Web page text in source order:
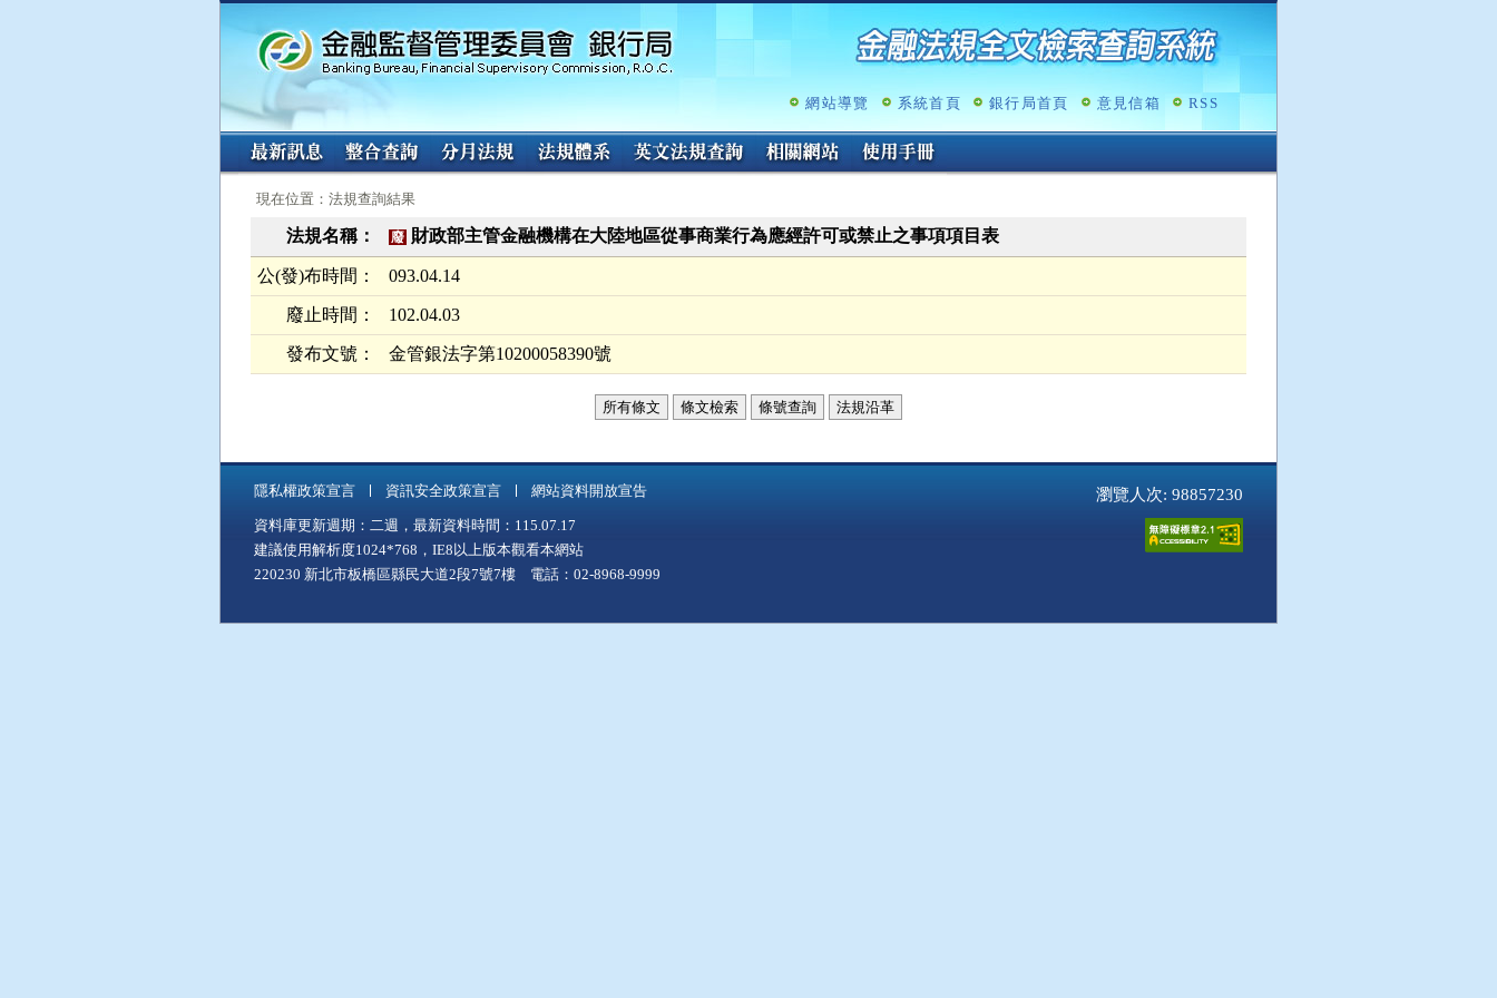
跳
容
網站導覽 系統首頁 銀行局首頁 意見信箱 RSS
:::
現在位置：法規查詢結果
法規名稱： 廢 財政部主管金融機構在大陸地區從事商業行為應經許可或禁止之事項項目表
公(發)布時間： 093.04.14
廢止時間： 102.04.03
發布文號： 金管銀法字第10200058390號
所有條文 條文檢索 條號查詢 法規沿革
隱私權政策宣言 資訊安全政策宣言 網站資料開放宣告 瀏覽人次: 98857230
資料庫更新週期：二週，最新資料時間：115.07.17
建議使用解析度1024*768，IE8以上版本觀看本網站
220230 新北市板橋區縣民大道2段7號7樓 電話：02-8968-9999